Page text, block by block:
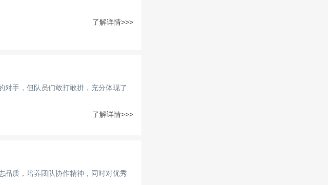
了解详情>>>
对手，但队员们敢打敢拼，充分体现了
了解详情>>>
品质，培养团队协作精神，同时对优秀